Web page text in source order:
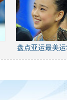
盘点亚运最美